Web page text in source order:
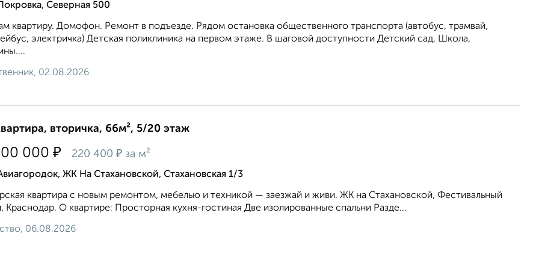
Северная 500
квартиру. Домофон. Ремонт в подъезде. Рядом остановка общественного транспорта (автобус, трамвай,
электричка) Детская поликлиника на первом этаже. В шаговой доступности Детский сад, Школа,
02.08.2026
вторичка, 66м², 5/20 этаж
000 ₽ 220 400 ₽ за м²
ЖК На Стахановской, Стахановская 1/3
квартира с новым ремонтом, мебелью и техникой — заезжай и живи. ЖК на Стахановской, Фестивальный
Краснодар. О квартире: Просторная кухня-гостиная Две изолированные спальни Разде...
06.08.2026